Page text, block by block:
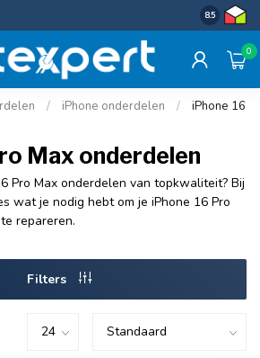
Uniforme
8.5
0
/ iPhone onderdelen /
iPhone 16
Max onderdelen
Pro Max onderdelen van topkwaliteit? Bij
wat je nodig hebt om je iPhone 16 Pro
repareren.
Filters